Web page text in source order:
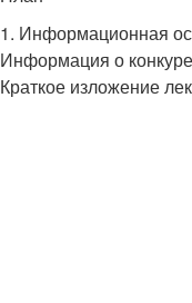
1. Информационная
Информация о
Краткое изложение